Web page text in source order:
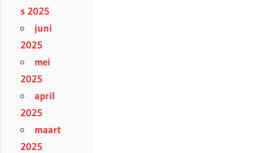
s 2025
juni
2025
mei
2025
april
2025
maart
2025